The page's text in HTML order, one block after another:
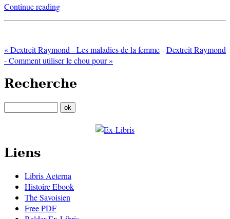
Continue reading
« Dextreit Raymond - Les maladies de la femme-Dextreit Raymond
- Comment utiliser le chou pour »
Recherche
Liens
Libris Aeterna
Histoire Ebook
The Savoisien
Free PDF